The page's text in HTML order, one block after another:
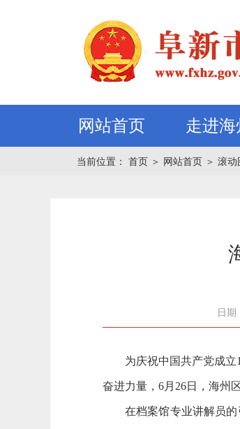
网站首页 走进海
当前位置： 首页 ＞ 网站首页 ＞ 滚动
日期
为庆祝中国共产党成立
奋进力量，6月26日，海州
在档案馆专业讲解员